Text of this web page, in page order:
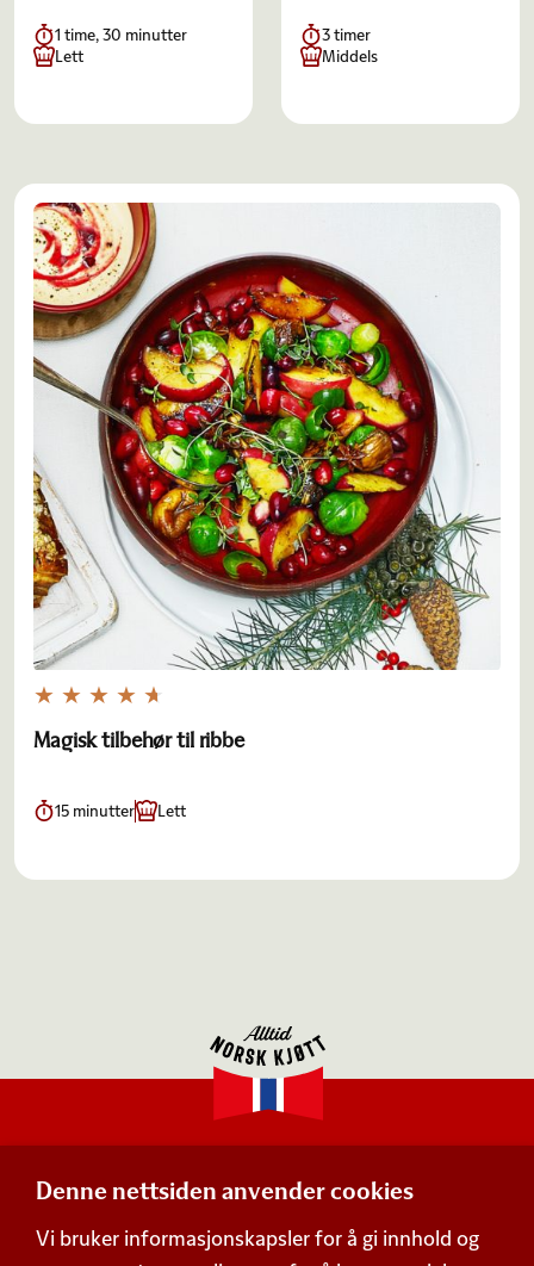
Denne nettsiden anvender cookies
Vi bruker informasjonskapsler for å gi innhold og
1 time, 30 minutter
Lett
3 timer
Middels
Magisk tilbehør til ribbe
15 minutter Lett
Postboks 360,